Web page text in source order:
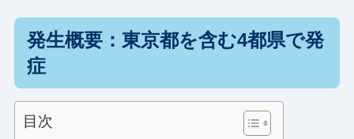
発生概要：東京都を含む4都県で発
症
目次